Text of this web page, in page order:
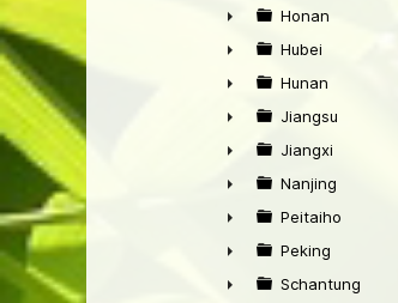
►
►
Honan
►
Hubei
►
Hunan
►
Jiangsu
►
Jiangxi
►
Nanjing
►
Peitaiho
►
Peking
Schantung